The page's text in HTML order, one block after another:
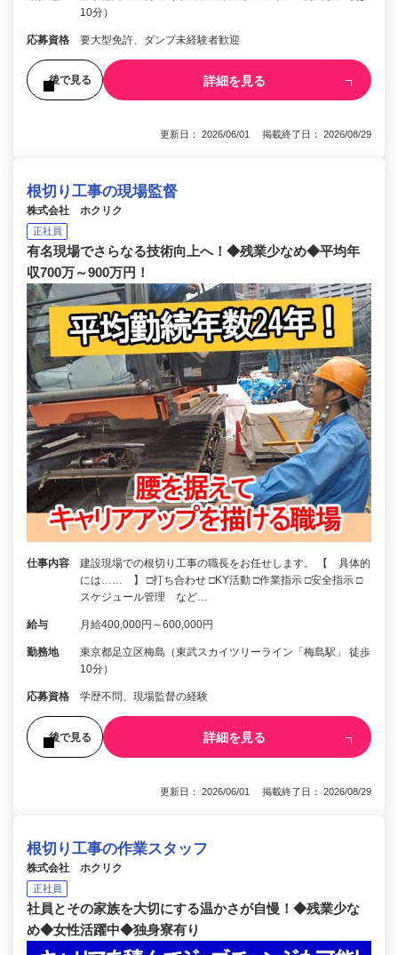
10分）
応募資格 要大型免許、ダンプ未経験者歓迎
後で見る 詳細を見る
更新日： 2026/06/01 掲載終了日： 2026/08/29
根切り工事の現場監督
株式会社 ホクリク
正社員
有名現場でさらなる技術向上へ！◆残業少なめ◆平均年
収700万～900万円！
仕事内容
建設現場での根切り工事の職長をお任せします。 【 具体的
には…… 】 □打ち合わせ □KY活動 □作業指示 □安全指示 □
スケジュール管理 など…
給与 月給400,000円～600,000円
勤務地
東京都足立区梅島（東武スカイツリーライン「梅島駅」 徒歩
10分）
応募資格 学歴不問、現場監督の経験
後で見る 詳細を見る
更新日： 2026/06/01 掲載終了日： 2026/08/29
根切り工事の作業スタッフ
株式会社 ホクリク
正社員
社員とその家族を大切にする温かさが自慢！◆残業少な
め◆女性活躍中◆独身寮有り